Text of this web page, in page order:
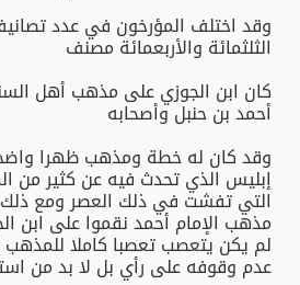
وقد اختلف المؤرخون في عدد
الثلثمائة والأربعمائة مصنف
كان ابن الجوزي على مذهب أهل
أحمد بن حنبل وأصحابه
وقد كان له خطة ومذهب ظهرا
إبليس الذي تحدث فيه عن كثير من
التي تفشت في ذلك العصر ومع
مذهب الإمام أحمد نقموا على ابن
لم يكن يتعصب تعصبا كاملا
عدم وقوفه على رأي بل لا بد من